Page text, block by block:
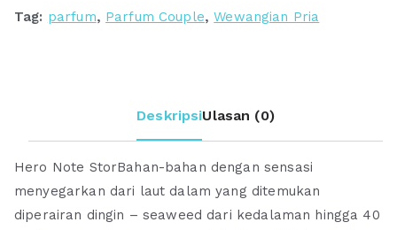
Parfum
Tag: parfum, Parfum Couple,Wewangian Pria
DeskripsiUlasan (0)
Hero Note StorBahan-bahan dengan sensasi
menyegarkan dari laut dalam yang ditemukan
diperairan dingin – seaweed dari kedalaman hingga 40